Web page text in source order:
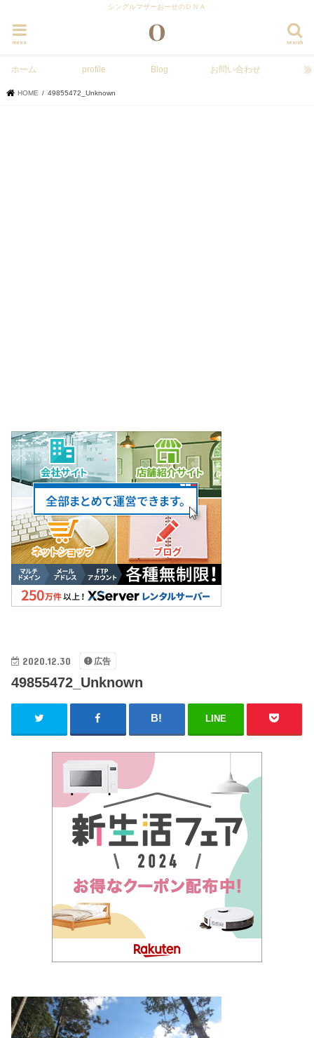
シングルマザーおーせのＤＮＡ
search
menu
ホーム profile Blog お問い合わせ
HOME 49855472_Unknown
2020.12.30 広告
49855472_Unknown
LINE